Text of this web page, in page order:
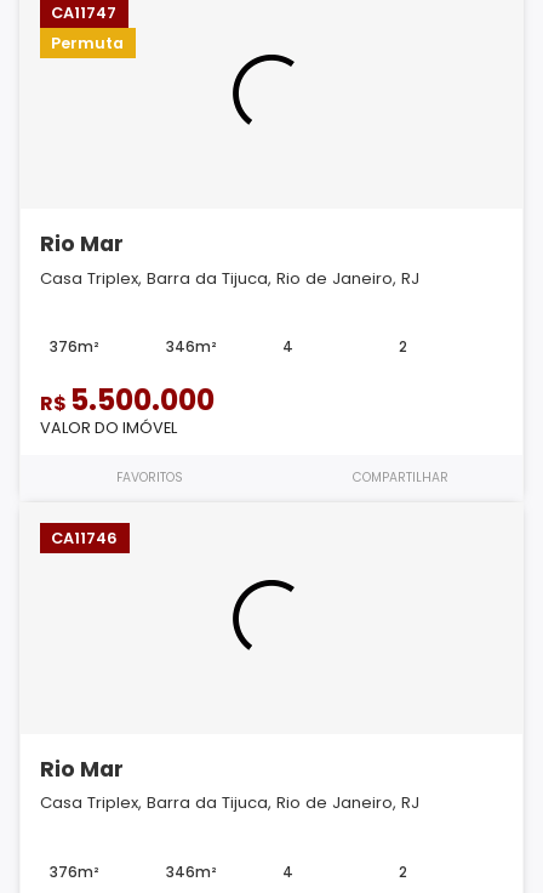
CA11747
Permuta
Rio Mar
Casa Triplex, Barra da Tijuca, Rio de Janeiro, RJ
376m² 346m² 4 2
R$ 5.500.000
VALOR DO IMÓVEL
FAVORITOS COMPARTILHAR
CA11746
Rio Mar
Casa Triplex, Barra da Tijuca, Rio de Janeiro, RJ
376m² 346m² 4 2